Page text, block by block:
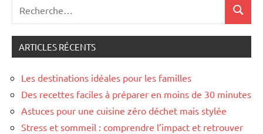
:
ARTICLES RÉCENTS
Les destinations idéales pour les familles
Des recettes faciles à préparer en moins de 30 minutes
Astuces pour une cuisine zéro déchet mais stylée
Stress et sommeil : comprendre l’impact et retrouver